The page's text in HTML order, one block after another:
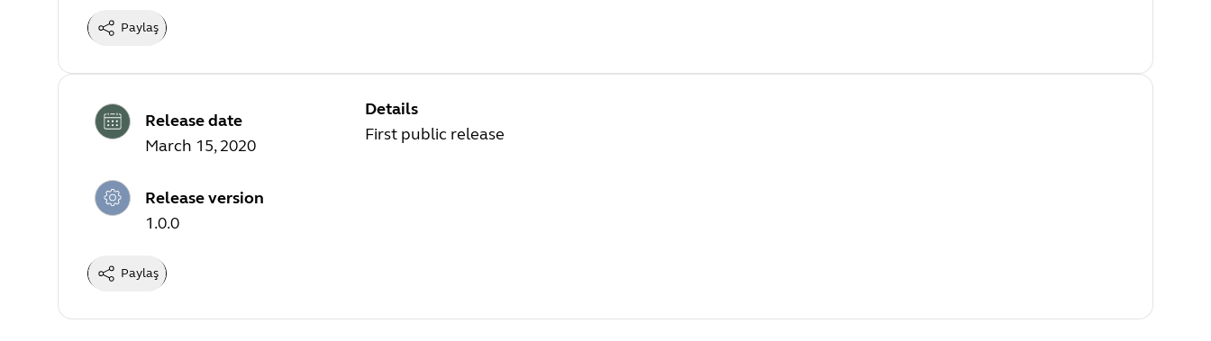
Paylaş
Release date
March 15, 2020
Release version
1.0.0
Details
First public release
Paylaş